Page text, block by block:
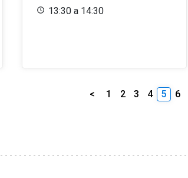
13:30 a 14:30
< 1 2 3 4 5 6